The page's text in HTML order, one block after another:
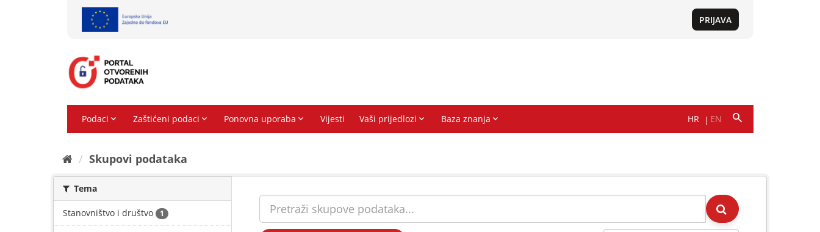
Skupovi podаtаkа
Tema
Stanovništvo i društvo 1